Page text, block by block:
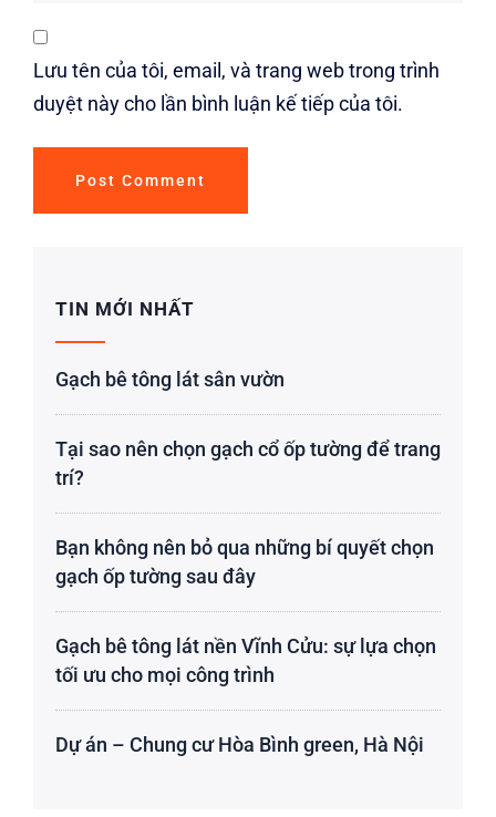
Lưu tên của tôi, email, và trang web trong trình
duyệt này cho lần bình luận kế tiếp của tôi.
TIN MỚI NHẤT
Gạch bê tông lát sân vườn
Tại sao nên chọn gạch cổ ốp tường để trang
trí?
Bạn không nên bỏ qua những bí quyết chọn
gạch ốp tường sau đây
Gạch bê tông lát nền Vĩnh Cửu: sự lựa chọn
tối ưu cho mọi công trình
Dự án – Chung cư Hòa Bình green, Hà Nội